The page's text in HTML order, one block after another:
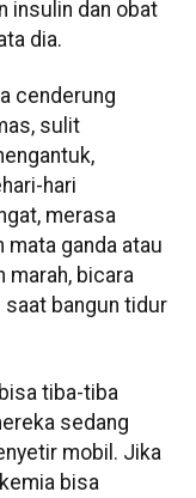
insulin dan obat
dia.
cenderung
sulit
hari
merasa
mata ganda atau
marah, bicara
saat bangun tidur
tiba-tiba
sedang
mobil. Jika
bisa